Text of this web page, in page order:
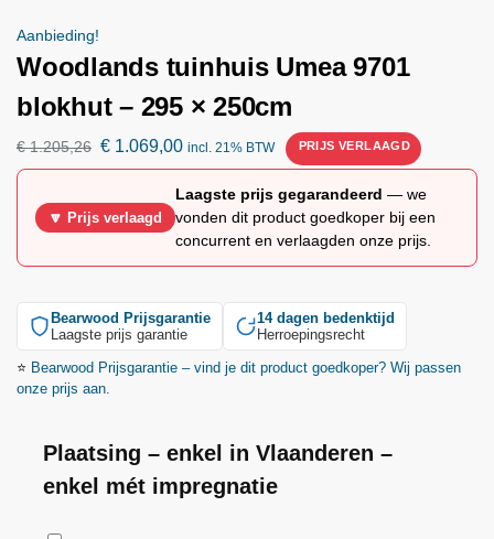
Aanbieding!
Woodlandstuinhuis Umea 9701
blokhut – 295 × 250cm
€1.205,26 € 1.069,00 incl. 21% BTW
🔽 Prijs verlaagd
Laagste prijs gegarandeerd — we
vonden dit product goedkoper bij een
concurrent en verlaagden onze prijs.
Bearwood Prijsgarantie
Laagste prijs garantie
14 dagen bedenktijd
Herroepingsrecht
⭐ Bearwood Prijsgarantie – vind je dit product goedkoper? Wij passen
onze prijs aan.
Plaatsing – enkel in Vlaanderen –
enkel mét impregnatie